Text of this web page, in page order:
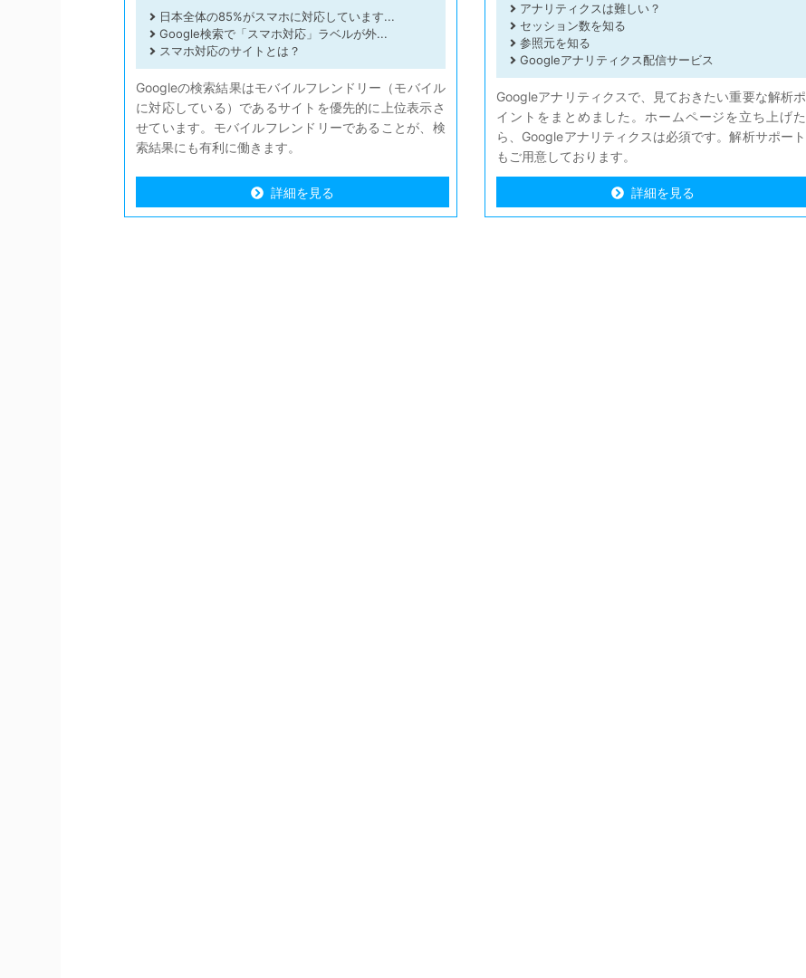
日本全体の85%がスマホに対応しています...
Google検索で「スマホ対応」ラベルが外...
スマホ対応のサイトとは？
Googleの検索結果はモバイルフレンドリー（モバイル
に対応している）であるサイトを優先的に上位表示さ
せています。モバイルフレンドリーであることが、検
索結果にも有利に働きます。
詳細を見る
アナリティクスは難しい？
セッション数を知る
参照元を知る
Googleアナリティクス配信サービス
Googleアナリティクスで、見ておきたい重要な解析ポ
イントをまとめました。ホームページを立ち上げた
ら、Googleアナリティクスは必須です。解析サポート
もご用意しております。
詳細を見る